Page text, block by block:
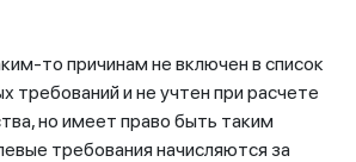
то причинам не включен в список
требований и не учтен при расчете
но имеет право быть таким
требования начисляются за